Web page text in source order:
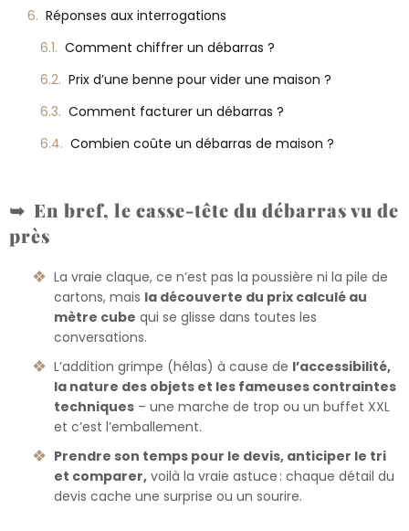
Réponses aux interrogations
Comment chiffrer un débarras ?
Prix d’une benne pour vider une maison ?
Comment facturer un débarras ?
Combien coûte un débarras de maison ?
En bref, le casse-tête du débarras vu de
près
La vraie claque, ce n’est pas la poussière ni la pile de
cartons, mais la découverte du prix calculé au
mètre cube qui se glisse dans toutes les
conversations.
L’addition grimpe (hélas) à cause de l’accessibilité,
la nature des objets et les fameuses contraintes
techniques – une marche de trop ou un buffet XXL
et c’est l’emballement.
Prendre son temps pour le devis, anticiper le tri
et comparer, voilà la vraie astuce : chaque détail du
devis cache une surprise ou un sourire.